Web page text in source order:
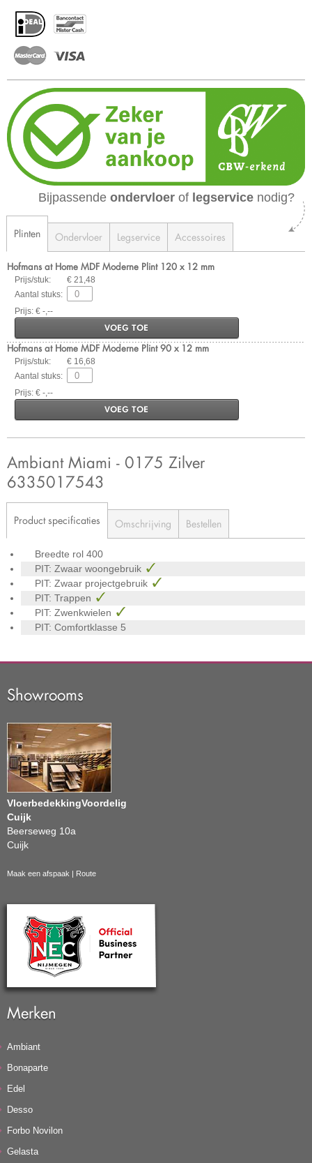
Bijpassende ondervloer of legservice nodig?
Plinten Ondervloer Legservice Accessoires
Hofmans at Home MDF Moderne Plint 120 x 12 mm
Prijs/stuk:
€ 21,48
Aantal stuks:
Prijs: € -,--
VOEG TOE
Hofmans at Home MDF Moderne Plint 90 x 12 mm
Prijs/stuk:
€ 16,68
Aantal stuks:
Prijs: € -,--
VOEG TOE
Ambiant Miami - 0175 Zilver
6335017543
Product specificaties Omschrijving Bestellen
Breedte rol 400
PIT: Zwaar woongebruik
PIT: Zwaar projectgebruik
PIT: Trappen
PIT: Zwenkwielen
PIT: Comfortklasse 5
Showrooms
VloerbedekkingVoordelig
Cuijk
Beerseweg 10a
Cuijk
Maak een afspaak Route
Merken
Ambiant
Bonaparte
Edel
Desso
Forbo Novilon
Gelasta